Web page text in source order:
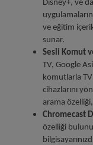
Disney+, ve
ve eğitim
sunar.
Sesli Komut
TV, Google
komutlarla
cihazlarını
arama
Chromecast
özelliği